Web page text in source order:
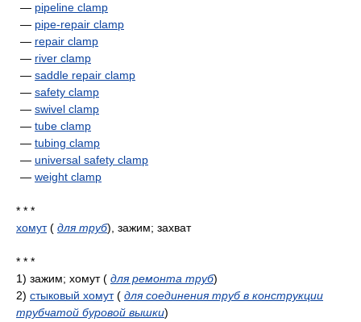
— pipeline clamp
— pipe-repair clamp
— repair clamp
— river clamp
— saddle repair clamp
— safety clamp
— swivel clamp
— tube clamp
— tubing clamp
— universal safety clamp
— weight clamp
* * *
хомут ( для труб) , зажим; захват
* * *
1) зажим; хомут( для ремонта труб)
2) стыковый хомут ( для соединения труб в конструкции
трубчатой буровой вышки)